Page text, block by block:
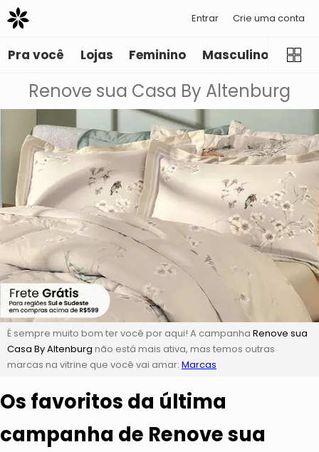
Entrar Crie uma conta
Pra você Lojas Feminino Masculino
Renove sua Casa By Altenburg
É sempre muito bom ter você por aqui! A campanha Renove sua
Casa By Altenburg não está mais ativa, mas temos outras
marcas na vitrine que você vai amar: Marcas
Os favoritos da última
campanha de Renove sua